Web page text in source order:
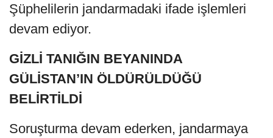
Şüphelilerin jandarmadaki ifade işlemleri
devam ediyor.
GİZLİ TANIĞIN BEYANINDA
GÜLİSTAN’IN ÖLDÜRÜLDÜĞÜ
BELİRTİLDİ
Soruşturma devam ederken, jandarmaya